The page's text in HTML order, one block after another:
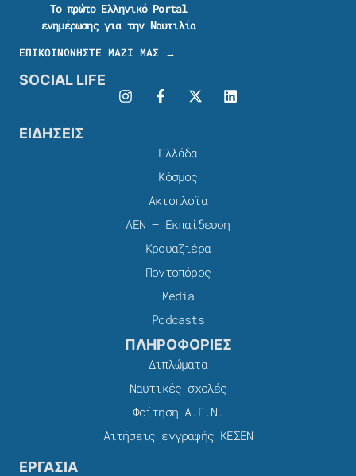
Το πρώτο Ελληνικό Portal
ενημέρωσης για την Ναυτιλία
ΕΠΙΚΟΙΝΩΝΗΣΤΕ ΜΑΖΙ ΜΑΣ →
SOCIAL LIFE
ΕΙΔΗΣΕΙΣ
Ελλάδα
Κόσμος
Ακτοπλοϊα
ΑΕΝ – Εκπαίδευση
Κρουαζιέρα
Ποντοπόρος
Media
Podcasts
ΠΛΗΡΟΦΟΡΙΕΣ
Διπλώματα
Ναυτικές σχολές
Φοίτηση Α.Ε.Ν.
Αιτήσεις εγγραφής ΚΕΣΕΝ
ΕΡΓΑΣΙΑ